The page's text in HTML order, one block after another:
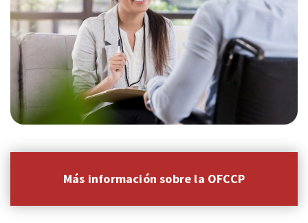
Más información sobre la OFCCP